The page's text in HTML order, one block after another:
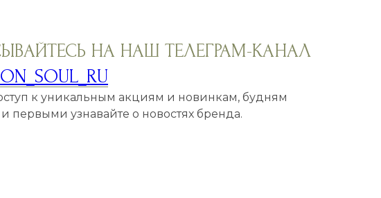
НА НАШ ТЕЛЕГРАМ-КАНАЛ
к уникальным акциям и новинкам, будням
первыми узнавайте о новостях бренда.